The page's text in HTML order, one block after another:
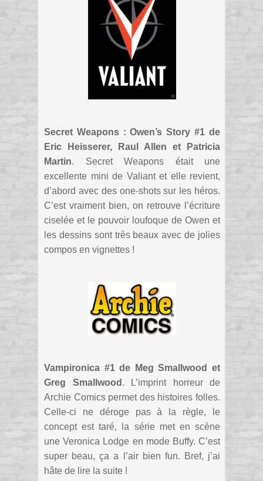
Secret Weapons : Owen’s Story #1 de
Eric Heisserer, Raul Allen et Patricia
Martin. Secret Weapons était une
excellente mini de Valiant et elle revient,
d’abord avec des one-shots sur les héros.
C’est vraiment bien, on retrouve l’écriture
ciselée et le pouvoir loufoque de Owen et
les dessins sont très beaux avec de jolies
compos en vignettes !
Vampironica #1 de Meg Smallwood et
Greg Smallwood . L’imprint horreur de
Archie Comics permet des histoires folles.
Celle-ci ne déroge pas à la règle, le
concept est taré, la série met en scène
une Veronica Lodge en mode Buffy. C’est
super beau, ça a l’air bien fun. Bref, j’ai
hâte de lire la suite !